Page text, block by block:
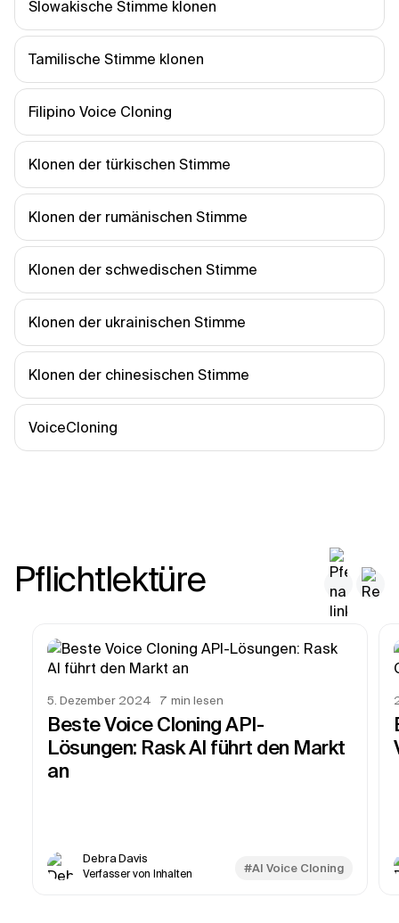
Slowakische Stimme klonen
Tamilische Stimme klonen
Filipino Voice Cloning
Klonen der türkischen Stimme
Klonen der rumänischen Stimme
Klonen der schwedischen Stimme
Klonen der ukrainischen Stimme
Klonen der chinesischen Stimme
VoiceCloning
Pflichtlektüre
5. Dezember 2024 7 min lesen
Beste Voice Cloning API-
Lösungen: Rask AI führt den Markt
an
Debra Davis
Verfasser von Inhalten #AI Voice Cloning